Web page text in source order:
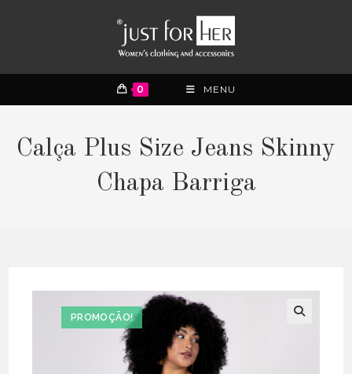
0 MENU
Calça Plus Size Jeans Skinny
Chapa Barriga
PROMOÇÃO!